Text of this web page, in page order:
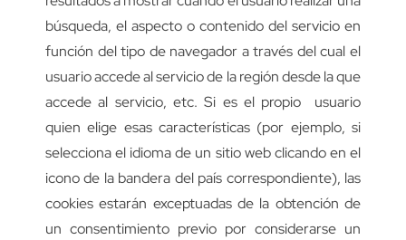
búsqueda, el aspecto o contenido del servicio en
función del tipo de navegador a través del cual el
usuario accede al servicio de la región desde la que
accede al servicio, etc. Si es el propio usuario
quien elige esas características (por ejemplo, si
selecciona el idioma de un sitio web clicando en el
icono de la bandera del país correspondiente), las
cookies estarán exceptuadas de la obtención de
un consentimiento previo por considerarse un